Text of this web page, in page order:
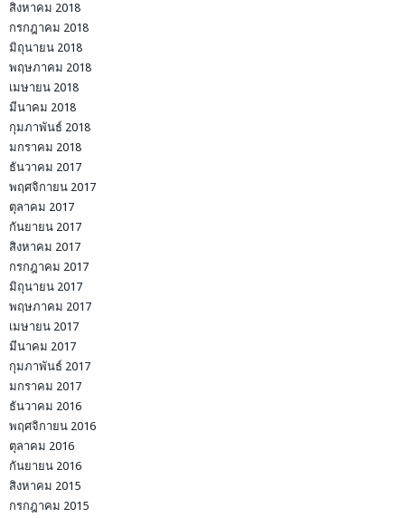
สิงหาคม 2018
กรกฎาคม 2018
มิถุนายน 2018
พฤษภาคม 2018
เมษายน 2018
มีนาคม 2018
กุมภาพันธ์ 2018
มกราคม 2018
ธันวาคม 2017
พฤศจิกายน 2017
ตุลาคม 2017
กันยายน 2017
สิงหาคม 2017
กรกฎาคม 2017
มิถุนายน 2017
พฤษภาคม 2017
เมษายน 2017
มีนาคม 2017
กุมภาพันธ์ 2017
มกราคม 2017
ธันวาคม 2016
พฤศจิกายน 2016
ตุลาคม 2016
กันยายน 2016
สิงหาคม 2015
กรกฎาคม 2015